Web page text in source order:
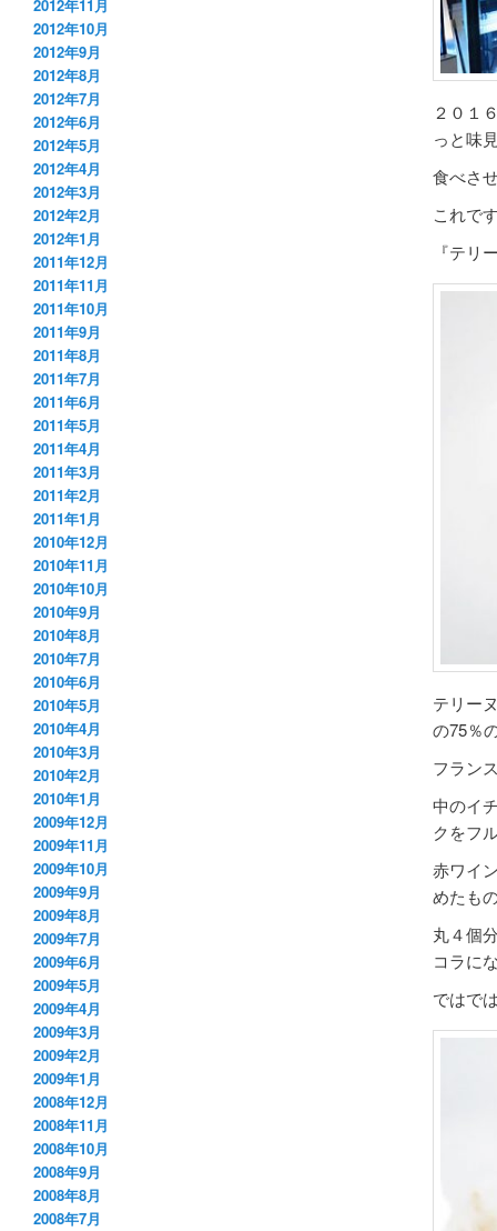
２０１
っと味
食べさ
これで
『テリ
テリー
の75％
フラン
中のイ
クをフ
赤ワイ
めたも
丸４個
コラに
ではで
2012年11月
2012年10月
2012年9月
2012年8月
2012年7月
2012年6月
2012年5月
2012年4月
2012年3月
2012年2月
2012年1月
2011年12月
2011年11月
2011年10月
2011年9月
2011年8月
2011年7月
2011年6月
2011年5月
2011年4月
2011年3月
2011年2月
2011年1月
2010年12月
2010年11月
2010年10月
2010年9月
2010年8月
2010年7月
2010年6月
2010年5月
2010年4月
2010年3月
2010年2月
2010年1月
2009年12月
2009年11月
2009年10月
2009年9月
2009年8月
2009年7月
2009年6月
2009年5月
2009年4月
2009年3月
2009年2月
2009年1月
2008年12月
2008年11月
2008年10月
2008年9月
2008年8月
2008年7月